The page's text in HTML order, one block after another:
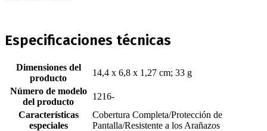
Especificaciones técnicas
Dimensiones del
producto
‎14,4 x 6,8 x 1,27 cm; 33 g
Número de modelo
del producto
‎1216-
Características
especiales
‎Cobertura Completa/Protección de
Pantalla/Resistente a los Arañazos